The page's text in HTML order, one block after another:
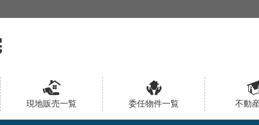
現地販売一覧 委任物件一覧 不動